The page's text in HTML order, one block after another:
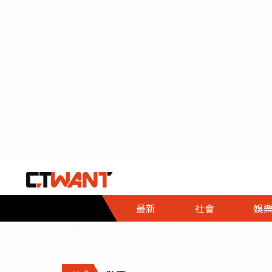
::: 最新 社會
社會首頁
時事
調查
娛樂
娛樂首頁
即時
財經首頁
熱線
政